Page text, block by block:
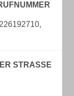
STRASSE